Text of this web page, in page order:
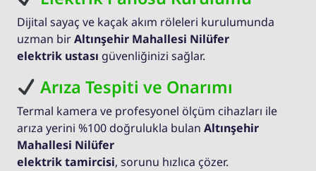
Dijital sayaç ve kaçak akım röleleri kurulumunda
uzman birAltınşehir Mahallesi Nilüfer
elektrik ustası güvenliğinizi sağlar.
Arıza Tespiti ve Onarımı
Termal kamera ve profesyonel ölçüm cihazları ile
arıza yerini %100 doğrulukla bulan Altınşehir
Mahallesi Nilüfer
elektrik tamircisi, sorunu hızlıca çözer.